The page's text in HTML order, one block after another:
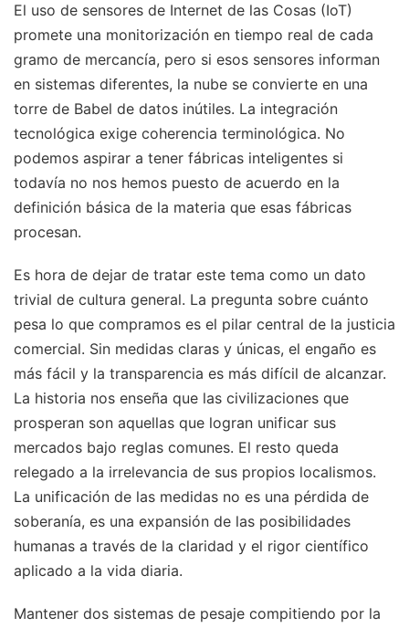
El uso de sensores de Internet de las Cosas (IoT)
promete una monitorización en tiempo real de cada
gramo de mercancía, pero si esos sensores informan
en sistemas diferentes, la nube se convierte en una
torre de Babel de datos inútiles. La integración
tecnológica exige coherencia terminológica. No
podemos aspirar a tener fábricas inteligentes si
todavía no nos hemos puesto de acuerdo en la
definición básica de la materia que esas fábricas
procesan.
Es hora de dejar de tratar este tema como un dato
trivial de cultura general. La pregunta sobre cuánto
pesa lo que compramos es el pilar central de la justicia
comercial. Sin medidas claras y únicas, el engaño es
más fácil y la transparencia es más difícil de alcanzar.
La historia nos enseña que las civilizaciones que
prosperan son aquellas que logran unificar sus
mercados bajo reglas comunes. El resto queda
relegado a la irrelevancia de sus propios localismos.
La unificación de las medidas no es una pérdida de
soberanía, es una expansión de las posibilidades
humanas a través de la claridad y el rigor científico
aplicado a la vida diaria.
Mantener dos sistemas de pesaje compitiendo por la